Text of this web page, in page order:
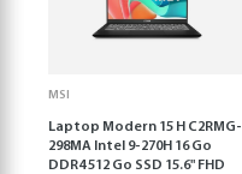
MSI
Laptop Modern 15 H C2RMG-
298MA Intel 9-270H 16 Go
DDR4 512 Go SSD 15.6" FHD